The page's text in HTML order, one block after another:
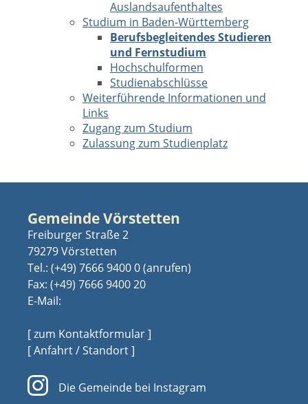
Auslandsaufenthaltes
Studium in Baden-Württemberg
Berufsbegleitendes Studieren
und Fernstudium
Hochschulformen
Studienabschlüsse
Weiterführende Informationen und
Links
Zugang zum Studium
Zulassung zum Studienplatz
Gemeinde Vörstetten
Freiburger Straße 2
79279 Vörstetten
Tel.: (+49) 7666 9400 0
Fax: (+49) 7666 9400 20
E-Mail:
[ zum Kontaktformular ]
[ Anfahrt / Standort ]
Die Gemeinde bei Instagram